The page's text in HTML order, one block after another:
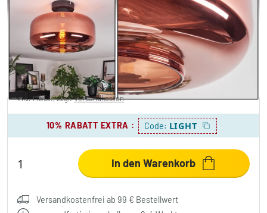
Boza Deckenleuchte Glas 28 cm
Kupferfarben, 1-flammig
-44% 49,99 €
Sie sparen40,00 € UVP:89,99 €
inkl. MwSt., zzgl.Versandkosten
10% RABATT EXTRA : Code: LIGHT
In den Warenkorb
Versandkostenfrei ab 99 € Bestellwert